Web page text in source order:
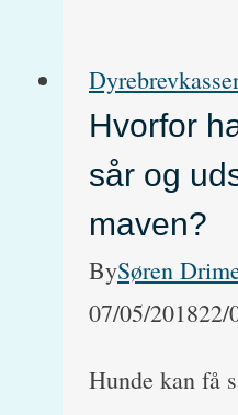
til
katte?
Hvorfor
sår og
maven?
BySøren
07/05/201822/
Hunde kan få